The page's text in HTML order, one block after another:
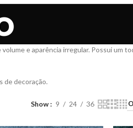
e aparência irregular. Possui um
de decoração.
Show 9 24 36